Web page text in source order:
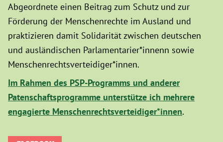
Abgeordnete einen Beitrag zum Schutz und zur
Förderung der Menschenrechte im Ausland und
praktizieren damit Solidarität zwischen deutschen
und ausländischen Parlamentarier*innenn sowie
Menschenrechtsverteidiger*innen.
Im Rahmen des PSP-Programms und anderer
Patenschaftsprogramme unterstütze ich mehrere
engagierte Menschenrechtsverteidiger*innen.